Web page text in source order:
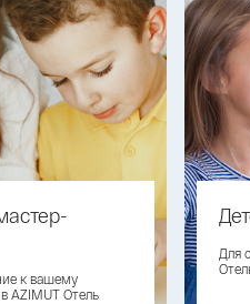
к вашему
AZIMUT Отель
Для